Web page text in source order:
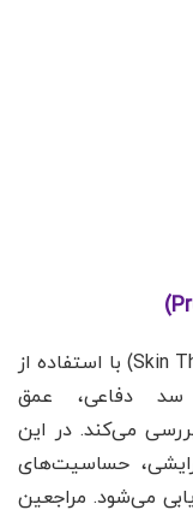
ابتدا پزشک یا متخصص پوست (Skin Therapist) با استفاده از
سد دفاعی، عمق
می‌کند. در این
حساسیت‌های
می‌شود. مراجعین